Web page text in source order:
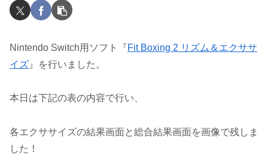
Nintendo Switch用ソフト『Fit Boxing 2 リズム＆エクササ
イズ 』を行いました。
本日は下記の表の内容で行い、
各エクササイズの結果画面と総合結果画面を画像で残しま
した！